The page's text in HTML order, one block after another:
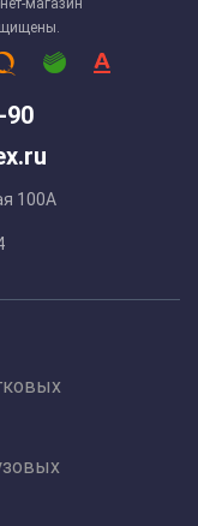
90
100А
магазин